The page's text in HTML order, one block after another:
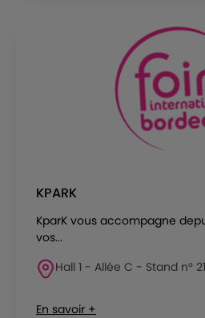
KPARK
KparK vous accompagne
vos...
Hall 1 - Allée C - Stand n°
En savoir +